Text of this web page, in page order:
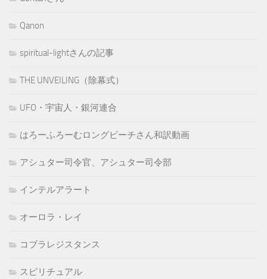
Qanon
spiritual-lightさんの記事
THE UNVEILING（除幕式）
UFO・宇宙人・銀河連合
はろーふろーむロングビーチさん和訳動画
アシュター司令官、アシュター司令部
インテルアラート
オーロラ・レイ
コブラレジスタンス
スピリチュアル